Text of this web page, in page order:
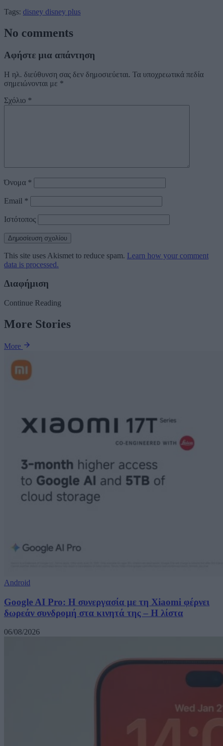
Tags: disney disney plus
No comments
Αφήστε μια απάντηση
Η ηλ. διεύθυνση σας δεν δημοσιεύεται. Τα υποχρεωτικά πεδία
σημειώνονται με *
Σχόλιο *
Όνομα *
Email *
Ιστότοπος
This site uses Akismet to reduce spam. Learn how your comment
data is processed.
Διαφήμιση
Continue Reading
More Stories
More
Android
Google AI Pro: Η συνεργασία με τη Xiaomi φέρνει
δωρεάν συνδρομή στα κινητά της – Η λίστα
06/08/2026